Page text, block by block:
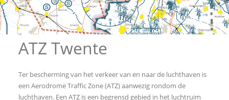
ATZ Twente
Ter bescherming van het verkeer van en naar de luchthaven is
een Aerodrome Traffic Zone (ATZ) aanwezig rondom de
luchthaven. Een ATZ is een begrensd gebied in het luchtruim